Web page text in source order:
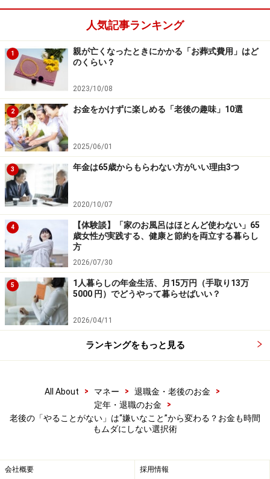
●ステップ3：「嫌いなこと」に対して代案を用意する
最後に、その「嫌いなこと」に対して「ならこれはど
う？」と代案を探すのです。
毎週決まった時間に集まるコミュニティーが嫌なら、オ
ンラインで自分のペースで参加できるものを探す。人間
関係の複雑さが嫌なら、純粋に「テーマ」でつながる
SNSグループを探す。遠出が嫌なら、家の中でできる語
学学習や写経を検討する。役割が決まっていない活動が
不安なら、ボランティアのように明確な役割を持つ場所
を選ぶ。
このように「嫌いなこと」を避けるルートを一つひとつ
作ることで、自分に合った選択肢が自動的に絞られてい
きます。
孤独と向き合うことが、実は自由への第一
「嫌いなこと」を避けることは、一見すると「逃げ」に
聞こえるかもしれません。しかし、そうすることで限ら
れた時間とお金を、自分が本当に心地よいことだけに使
やることがないと感じるのは、実は「やりたくないこと
をやらされている」という無意識のストレスから解放さ
れるチャンスかもしれません。孤独だからこそ、「これ
があります。
人気記事ランキング
1
親が亡くなったときにかかる「お葬式費用」はど
のくらい？
2023/10/08
2 お金をかけずに楽しめる「老後の趣味」10選
2025/06/01
3 年金は65歳からもらわない方がいい理由3つ
2020/10/07
4
【体験談】「家のお風呂はほとんど使わない」65
歳女性が実践する、健康と節約を両立する暮らし
方
2026/07/30
5
1人暮らしの年金生活、月15万円（手取り13万
5000 円）でどうやって暮らせばいい？
2026/04/11
ランキングをもっと見る
All About > マネー > 退職金・老後のお金
>
定年・退職のお金
>
老後の「やることがない」は“嫌いなこと”から変わる？お金も時間
もムダにしない選択術
会社概要 採用情報